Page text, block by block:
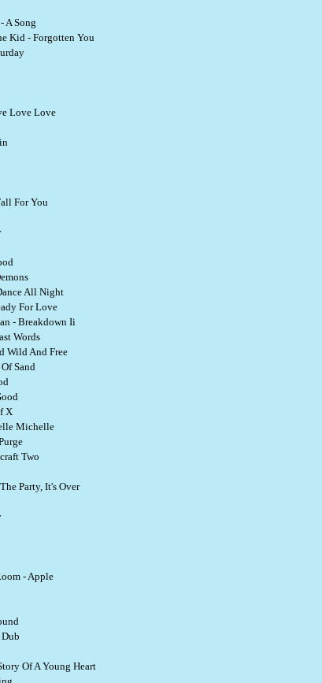
A Song
Kid - Forgotten You
Love Love
For You
All Night
For Love
- Breakdown Ii
Words
Wild And Free
Sand
X
Michelle
Two
Party, It's Over
- Apple
Of A Young Heart